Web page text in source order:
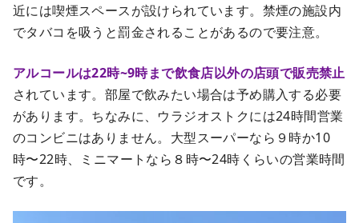
近には喫煙スペースが設けられています。禁煙の施設内
でタバコを吸うと罰金されることがあるので要注意。
アルコールは22時~9時まで飲食店以外の店頭で販売禁止
されています。部屋で飲みたい場合は予め購入する必要
があります。ちなみに、ウラジオストクには24時間営業
のコンビニはありません。大型スーパーなら９時か10
時〜22時、ミニマートなら８時〜24時くらいの営業時間
です。